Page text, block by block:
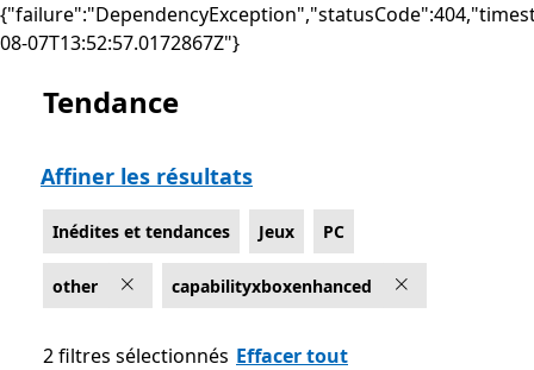
08-07T13:52:57.0172867Z"}
Liste Microsoft.com
Tendance
Affiner les résultats
Inédites et tendances Jeux PC
other capabilityxboxenhanced
2 filtres sélectionnés Effacer tout